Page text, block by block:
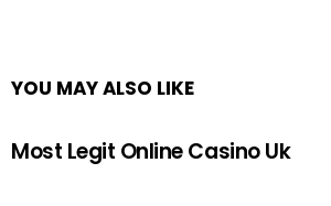
YOU MAY ALSO LIKE
Most Legit Online Casino Uk